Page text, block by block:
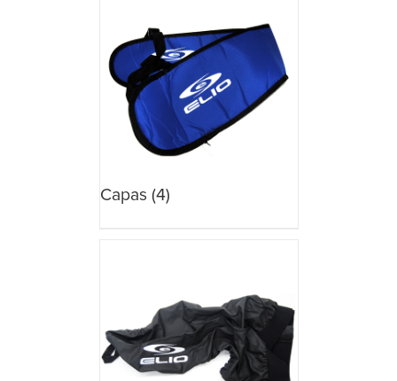
Capas (4)